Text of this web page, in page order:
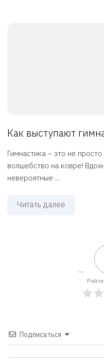
Как выступают
Гимнастика – это не
волшебство на ковре!
невероятные ...
Читать далее
Подписаться